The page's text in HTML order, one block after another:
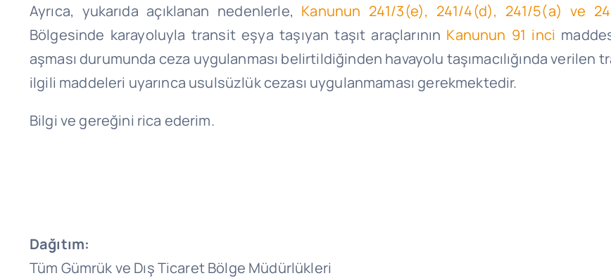
Ayrıca, yukarıda açıklanan nedenlerle, Kanunun 241/3(e), 241/4(d), 241/5(a) ve
Bölgesinde karayoluyla transit eşya taşıyan taşıt araçlarının Kanunun 91 inci
aşması durumunda ceza uygulanması belirtildiğinden havayolu taşımacılığında verilen
ilgili maddeleri uyarınca usulsüzlük cezası uygulanmaması gerekmektedir.
Bilgi ve gereğini rica ederim.
Dağıtım:
Tüm Gümrük ve Dış Ticaret Bölge Müdürlükleri